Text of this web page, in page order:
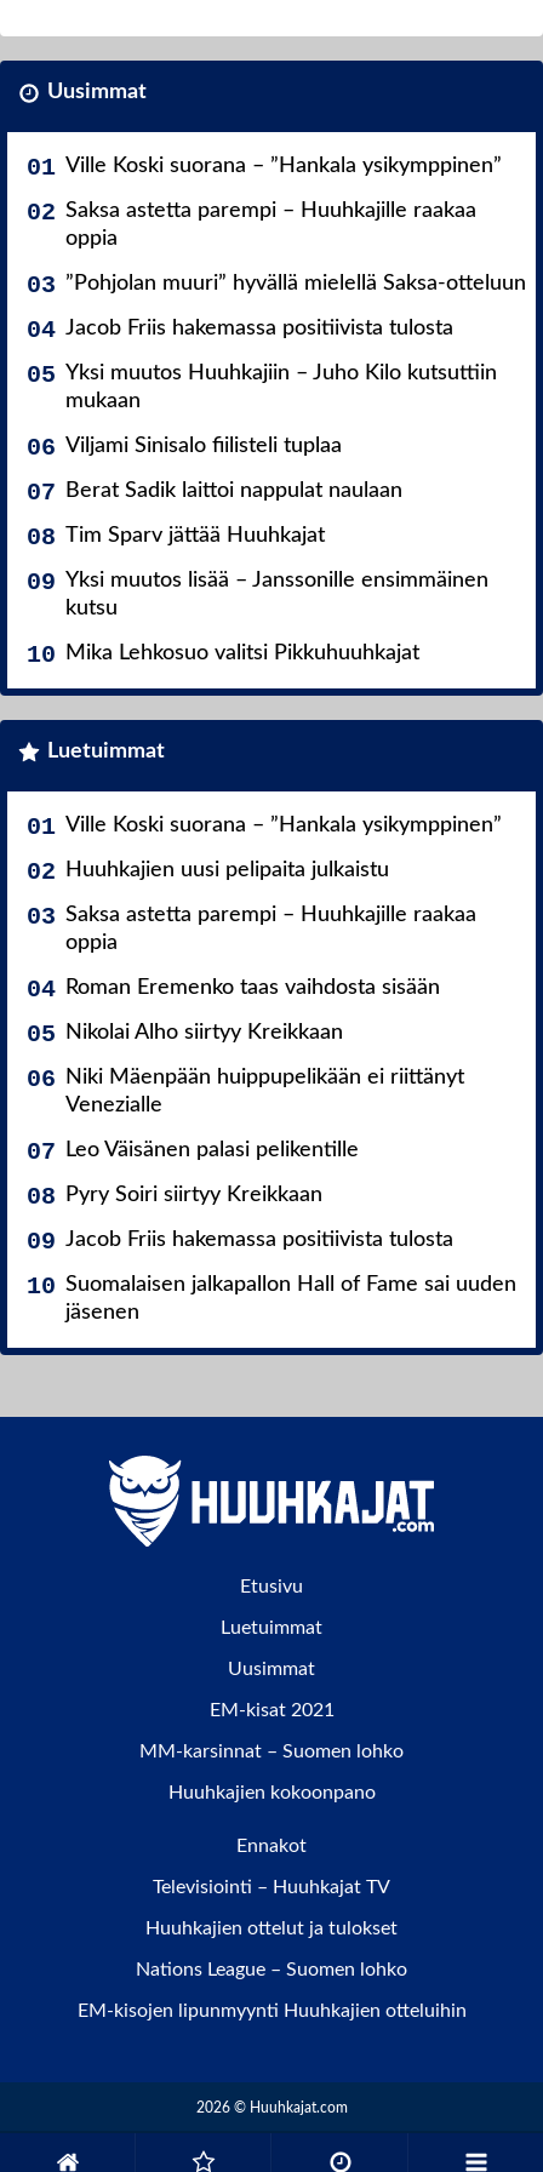
Uusimmat
Ville Koski suorana – ”Hankala ysikymppinen”
Saksa astetta parempi – Huuhkajille raakaa
oppia
”Pohjolan muuri” hyvällä mielellä Saksa-otteluun
Jacob Friis hakemassa positiivista tulosta
Yksi muutos Huuhkajiin – Juho Kilo kutsuttiin
mukaan
Viljami Sinisalo fiilisteli tuplaa
Berat Sadik laittoi nappulat naulaan
Tim Sparv jättää Huuhkajat
Yksi muutos lisää – Janssonille ensimmäinen
kutsu
Mika Lehkosuo valitsi Pikkuhuuhkajat
Luetuimmat
Ville Koski suorana – ”Hankala ysikymppinen”
Huuhkajien uusi pelipaita julkaistu
Saksa astetta parempi – Huuhkajille raakaa
oppia
Roman Eremenko taas vaihdosta sisään
Nikolai Alho siirtyy Kreikkaan
Niki Mäenpään huippupelikään ei riittänyt
Venezialle
Leo Väisänen palasi pelikentille
Pyry Soiri siirtyy Kreikkaan
Jacob Friis hakemassa positiivista tulosta
Suomalaisen jalkapallon Hall of Fame sai uuden
jäsenen
Etusivu
Luetuimmat
Uusimmat
EM-kisat 2021
MM-karsinnat – Suomen lohko
Huuhkajien kokoonpano
Ennakot
Televisiointi – Huuhkajat TV
Huuhkajien ottelut ja tulokset
Nations League – Suomen lohko
EM-kisojen lipunmyynti Huuhkajien otteluihin
2026 © Huuhkajat.com